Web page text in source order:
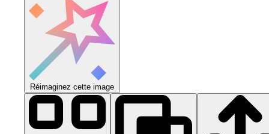
Réimaginez cette image